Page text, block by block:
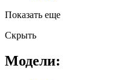
Показать еще
Скрыть
Модели: